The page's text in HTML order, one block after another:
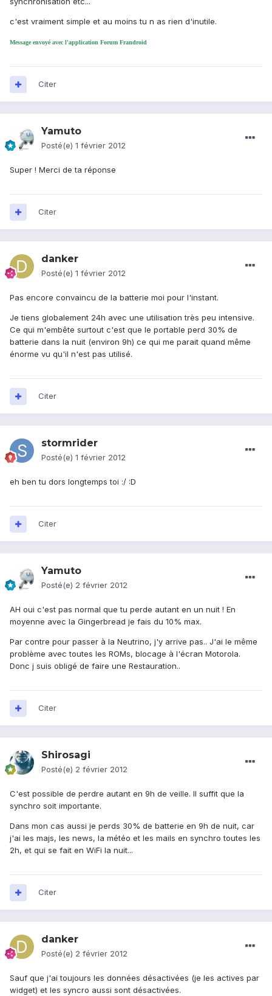
c'est vraiment simple et au moins tu n as rien d'inutile.
Message envoyé avec l'application Forum Frandroid
Citer
Yamuto
Posté(e) 1 février 2012
Super ! Merci de ta réponse
Citer
danker
Posté(e) 1 février 2012
Pas encore convaincu de la batterie moi pour l'instant.
Je tiens globalement 24h avec une utilisation très peu intensive.
Ce qui m'embête surtout c'est que le portable perd 30% de
batterie dans la nuit (environ 9h) ce qui me parait quand même
énorme vu qu'il n'est pas utilisé.
Citer
stormrider
Posté(e) 1 février 2012
eh ben tu dors longtemps toi :/ :D
Citer
Yamuto
Posté(e) 2 février 2012
AH oui c'est pas normal que tu perde autant en un nuit ! En
moyenne avec la Gingerbread je fais du 10% max.
Par contre pour passer à la Neutrino, j'y arrive pas.. J'ai le même
problème avec toutes les ROMs, blocage à l'écran Motorola.
Donc j suis obligé de faire une Restauration..
Citer
Shirosagi
Posté(e) 2 février 2012
C'est possible de perdre autant en 9h de veille. Il suffit que la
synchro soit importante.
Dans mon cas aussi je perds 30% de batterie en 9h de nuit, car
j'ai les majs, les news, la météo et les mails en synchro toutes les
2h, et qui se fait en WiFi la nuit...
Citer
danker
Posté(e) 2 février 2012
Sauf que j'ai toujours les données désactivées (je les actives par
widget) et les syncro aussi sont désactivées.